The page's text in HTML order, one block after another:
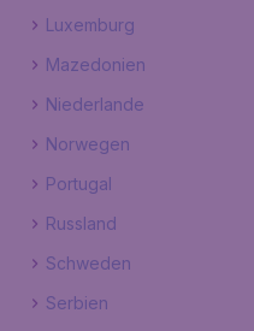
Luxemburg
Mazedonien
Niederlande
Norwegen
Portugal
Russland
Schweden
Serbien